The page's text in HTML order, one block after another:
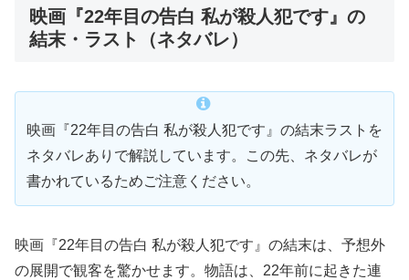
映画『22年目の告白 私が殺人犯です』の
結末・ラスト（ネタバレ）
映画『22年目の告白 私が殺人犯です』の結末ラストを
ネタバレありで解説しています。この先、ネタバレが
書かれているためご注意ください。
映画『22年目の告白 私が殺人犯です』の結末は、予想外
の展開で観客を驚かせます。物語は、22年前に起きた連